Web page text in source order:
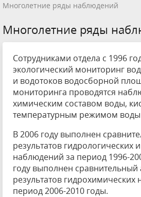
Многолетние ряды наблюдений
Многолетние ряды
Сотрудниками отдела с 1996
экологический мониторинг
и водотоков водосборной
мониторинга проводятся
химическим составом воды,
температурным режимом воды
В 2006 году выполнен
результатов гидрологических
наблюдений за период 1996-
году выполнен сравнительный
результатов гидрохимических
период 2006-2010 годы.